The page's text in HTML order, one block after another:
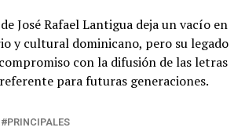
José Rafael Lantigua deja un vacío en
y cultural dominicano, pero su legado
con la difusión de las letras
para futuras generaciones.
PRINCIPALES